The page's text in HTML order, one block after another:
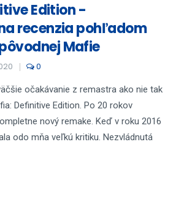
Edition -
recenzia pohľadom
Mafie
0
očakávanie z remastra ako nie tak
Definitive Edition. Po 20 rokov
nový remake. Keď v roku 2016
odo mňa veľkú kritiku. Nezvládnutá